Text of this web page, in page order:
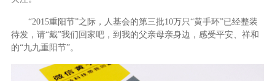
“2015重阳节”之际，人基会的第三批10万只“黄手环”已经整装
待发，请“戴”我们回家吧，到我的父亲母亲身边，感受平安、祥和
的“九九重阳节”。